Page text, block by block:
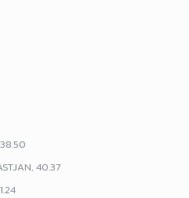
40.37